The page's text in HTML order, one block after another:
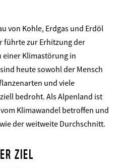
von Kohle, Erdgas und Erdöl
führte zur Erhitzung der
einer Klimastörung in
heute sowohl der Mensch
und viele
bedroht. Als Alpenland ist
Klimawandel betroffen und
der weitweite Durchschnitt.
ZIEL